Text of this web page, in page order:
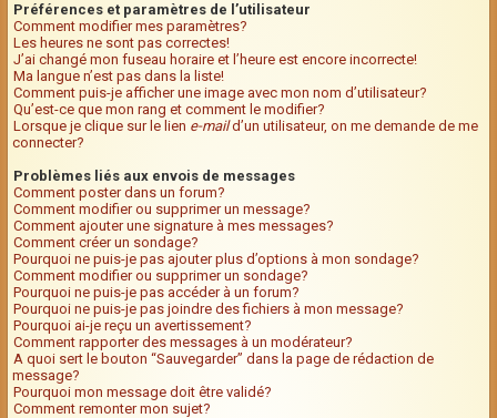
Préférences et paramètres de l’utilisateur
Comment modifier mes paramètres?
Les heures ne sont pas correctes!
J’ai changé mon fuseau horaire et l’heure est encore incorrecte!
Ma langue n’est pas dans la liste!
Comment puis-je afficher une image avec mon nom d’utilisateur?
Qu’est-ce que mon rang et comment le modifier?
Lorsque je clique sur le lien e-maild’un utilisateur, on me demande de me
connecter?
Problèmes liés aux envois de messages
Comment poster dans un forum?
Comment modifier ou supprimer un message?
Comment ajouter une signature à mes messages?
Comment créer un sondage?
Pourquoi ne puis-je pas ajouter plus d’options à mon sondage?
Comment modifier ou supprimer un sondage?
Pourquoi ne puis-je pas accéder à un forum?
Pourquoi ne puis-je pas joindre des fichiers à mon message?
Pourquoi ai-je reçu un avertissement?
Comment rapporter des messages à un modérateur?
A quoi sert le bouton “Sauvegarder” dans la page de rédaction de
message?
Pourquoi mon message doit être validé?
Comment remonter mon sujet?